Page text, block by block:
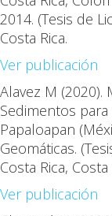
2014. (Tesis de
Costa Rica.
Ver publicación
Alavez M (2020).
Sedimentos
Papaloapan
Geomáticas.
Costa Rica, Costa
Ver publicación